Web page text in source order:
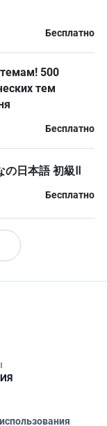
Бесплатно
500
тем
Бесплатно
日本語 初級Ⅱ
Бесплатно